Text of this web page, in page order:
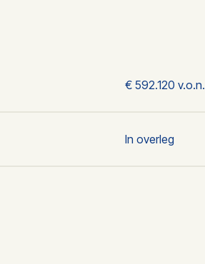
€ 592.120 v.o.n.
In overleg